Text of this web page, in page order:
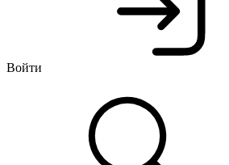
Войти